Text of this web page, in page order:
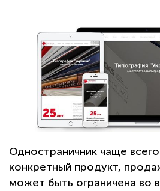
Одностраничник чаще
конкретный продукт,
может быть ограничена во